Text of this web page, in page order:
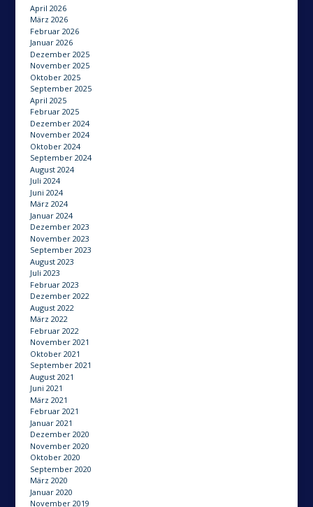
April 2026
März 2026
Februar 2026
Januar 2026
Dezember 2025
November 2025
Oktober 2025
September 2025
April 2025
Februar 2025
Dezember 2024
November 2024
Oktober 2024
September 2024
August 2024
Juli 2024
Juni 2024
März 2024
Januar 2024
Dezember 2023
November 2023
September 2023
August 2023
Juli 2023
Februar 2023
Dezember 2022
August 2022
März 2022
Februar 2022
November 2021
Oktober 2021
September 2021
August 2021
Juni 2021
März 2021
Februar 2021
Januar 2021
Dezember 2020
November 2020
Oktober 2020
September 2020
März 2020
Januar 2020
November 2019